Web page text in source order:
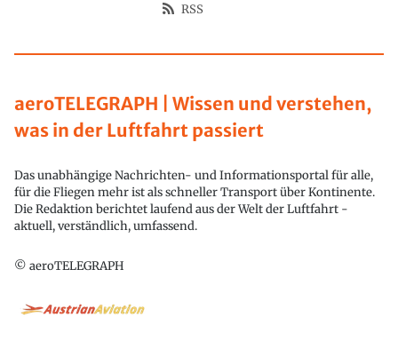
aeroTELEGRAPH | Wissen und verstehen,
was in der Luftfahrt passiert
Das unabhängige Nachrichten- und Informationsportal für alle,
für die Fliegen mehr ist als schneller Transport über Kontinente.
Die Redaktion berichtet laufend aus der Welt der Luftfahrt -
aktuell, verständlich, umfassend.
© aeroTELEGRAPH
RSS